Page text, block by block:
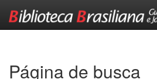
Página de busca